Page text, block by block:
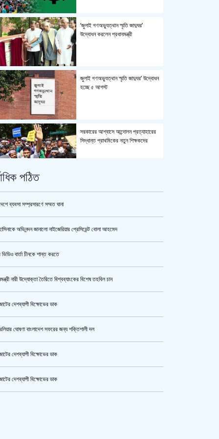
‘জুলাই গণঅভ্যুত্থান স্মৃতি জাদুঘর’
উদ্বোধন করলেন প্রধানমন্ত্রী
জুলাই গণঅভ্যুত্থান স্মৃতি জাদুঘর’ উদ্বোধন
হচ্ছে ৫ আগস্ট
সরকারের আশ্বাসে আন্দোলন প্রত্যাহারের
সিদ্ধান্ত প্রাথমিকের নতুন শিক্ষকদের
লাঠিয়াল বাহিনী নয় : স্বরাষ্ট্রমন্ত্রী
ক্যামেরার টান আজও অটুট, মঞ্চ-সিনেমা
এসএসসি ও সমমানের পরীক্ষার ফলাফল ১০
পঠিত
ব্যবসা সম্প্রসারণে সম্মত ঘানা
অভিনন্দন জানালো নাইজেরিয়ার প্রেসিডেন্ট বোলা আহমেদ
ভিডিও বার্তা চীনকে শান্ত করতে
নারী উদ্যোক্তা তৈরিতে বিশ্বব্যাংকের বিশেষ তহবিল চান
দেশব্যাপী বিক্ষোভের ডাক
ঘোষণা বাংলাদেশ সফরের জন্য শক্তিশালী দল
দেশব্যাপী বিক্ষোভের ডাক
দেশব্যাপী বিক্ষোভের ডাক